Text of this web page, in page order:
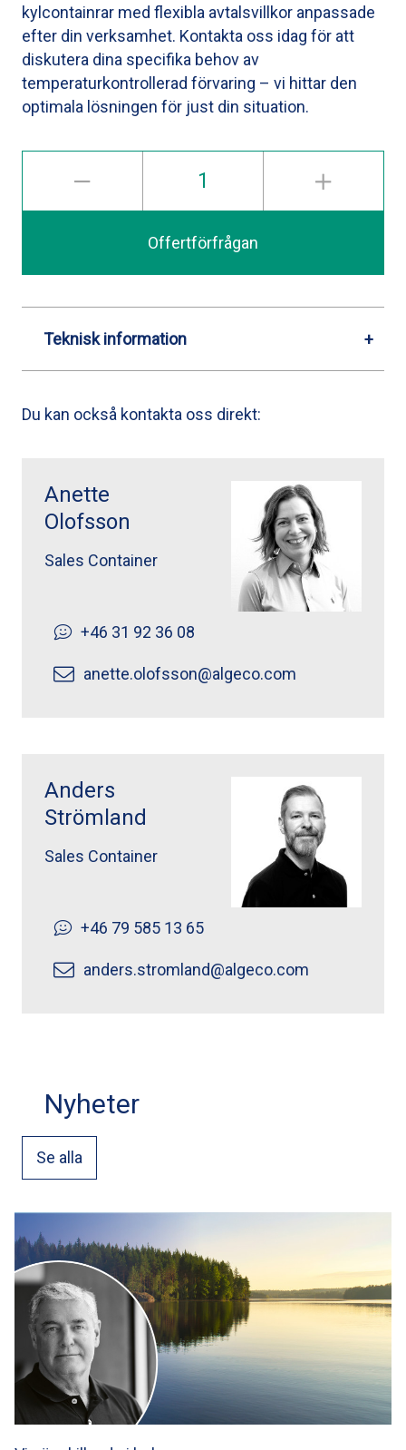
kylcontainrar med flexibla avtalsvillkor anpassade
efter din verksamhet. Kontakta oss idag för att
diskutera dina specifika behov av
temperaturkontrollerad förvaring – vi hittar den
optimala lösningen för just din situation.
Offertförfrågan
Teknisk information
Du kan också kontakta oss direkt:
Anette
Olofsson
Sales Container
+46 31 92 36 08
anette.olofsson@algeco.com
Anders
Strömland
Sales Container
+46 79 585 13 65
anders.stromland@algeco.com
Nyheter
Se alla